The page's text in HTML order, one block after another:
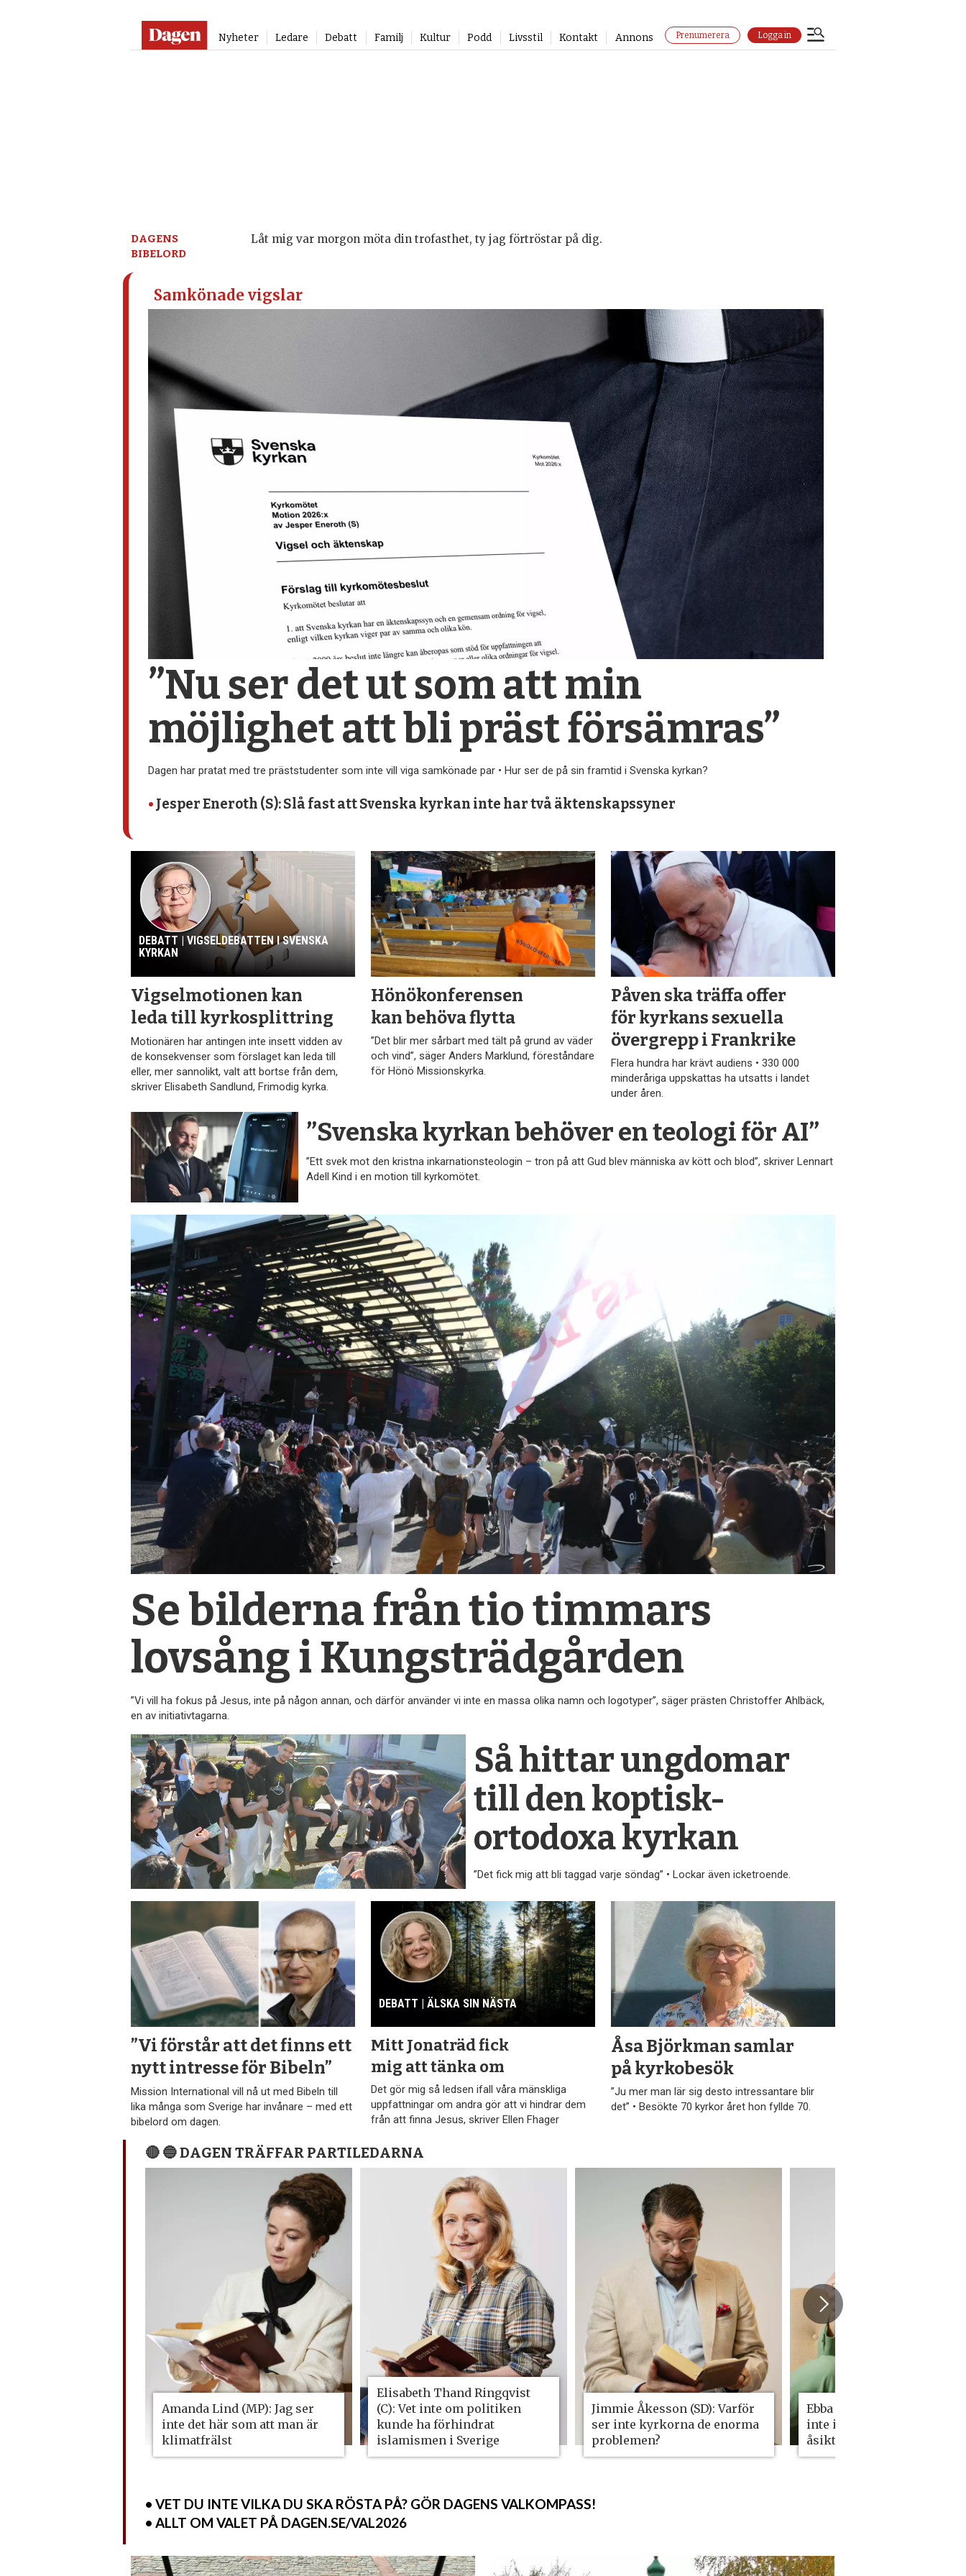
Nyheter Ledare Debatt Familj Kultur Podd Livsstil Kontakt Annons Prenumerera Logga in
DAGENS
BIBELORD
Låt mig var morgon möta din trofasthet, ty jag förtröstar på dig.
Samkönade vigslar
”Nu ser det ut som att min
möjlighet att bli präst försämras”
Dagen har pratat med tre präststudenter som inte vill viga samkönade par • Hur ser de på sin framtid i Svenska kyrkan?
• Jesper Eneroth (S): Slå fast att Svenska kyrkan inte har två äktenskapssyner
DEBATT | VIGSELDEBATTEN I SVENSKA
KYRKAN
Vigselmotionen kan
leda till kyrko­splittring
Motionären har antingen inte insett vidden av
de konsekvenser som förslaget kan leda till
eller, mer sannolikt, valt att bortse från dem,
skriver Elisabeth Sandlund, Frimodig kyrka.
Hönökonferensen
kan behöva flytta
”Det blir mer sårbart med tält på grund av väder
och vind”, säger Anders Marklund, föreståndare
för Hönö Missionskyrka.
Påven ska träffa offer
för kyrkans sexuella
övergrepp i Frankrike
Flera hundra har krävt audiens • 330 000
minderåriga uppskattas ha utsatts i landet
under åren.
”Svenska kyrkan behöveren teologi för AI”
”Ett svek mot den kristna inkarnationsteologin – tron på att Gud blev människa av kött och blod”, skriver Lennart
Adell Kind i en motion till kyrkomötet.
Se bilderna från tio timmars
lovsång i Kungsträdgården
”Vi vill ha fokus på Jesus, inte på någon annan, och därför använder vi inte en massa olika namn och logotyper”, säger prästen Christoffer Ahlbäck,
en av initiativtagarna.
Så hittar ungdomar
till denkoptisk-
ortodoxa kyrkan
”Det fick mig att bli taggad varje söndag” • Lockar även icketroende.
”Vi förstår att det finns ett
nytt intresse för Bibeln”
Mission International vill nå ut med Bibeln till
lika många som Sverige har invånare – med ett
bibelord om dagen.
DEBATT | ÄLSKA SIN NÄSTA
Mitt Jonaträd fick
mig att tänka om
Det gör mig så ledsen ifall våra mänskliga
uppfattningar om andra gör att vi hindrar dem
från att finna Jesus, skriver Ellen Fhager
Åsa Björkman samlar
på kyrkobesök
”Ju mer man lär sig desto intressantare blir
det” • Besökte 70 kyrkor året hon fyllde 70.
🔴 🔵 DAGEN TRÄFFAR PARTILEDARNA
Amanda Lind (MP): Jag ser
inte det här som att man är
klimatfrälst
Elisabeth Thand Ring­qvist
(C): Vet inte om politiken
kunde ha förhindrat
islamismen i Sverige
Jimmie Åkesson (SD): Varför
ser inte kyrkorna de enorma
problemen?
Ebba Busch (KD): Kyrkan är
inte immun mot
åsiktskorridorer
• VET DU INTE VILKA DU SKA RÖSTA PÅ? GÖR DAGENS VALKOMPASS!
• ALLT OM VALET PÅ DAGEN.SE/VAL2026